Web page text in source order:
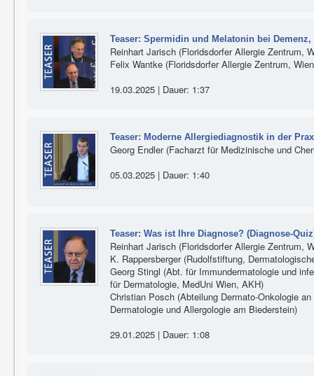
Teaser: Spermidin und Melatonin bei Demenz,
Reinhart Jarisch (Floridsdorfer Allergie Zentrum,
Felix Wantke (Floridsdorfer Allergie Zentrum,
19.03.2025 | Dauer: 1:37
Teaser: Moderne Allergiediagnostik in der
Georg Endler (Facharzt für Medizinische und
05.03.2025 | Dauer: 1:40
Teaser: Was ist Ihre Diagnose? (Diagnose-
Reinhart Jarisch (Floridsdorfer Allergie Zentrum,
K. Rappersberger (Rudolfstiftung,
Georg Stingl (Abt. für Immundermatologie und
für Dermatologie, MedUni Wien, AKH)
Christian Posch (Abteilung Dermato-Onkologie
Dermatologie und Allergologie am Biederstein)
29.01.2025 | Dauer: 1:08